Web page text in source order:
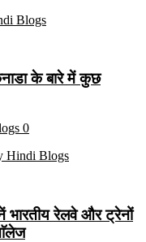
के बारे में कुछ
0
रेलवे और ट्रेनों